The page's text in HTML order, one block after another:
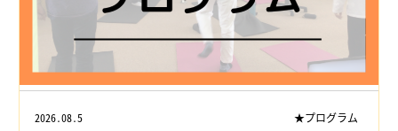
2026.08.5 ★プログラム